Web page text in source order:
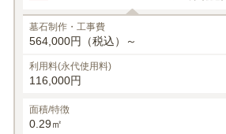
墓石制作・工事費
564,000円（税込）～
利用料(永代使用料)
116,000円
面積/特徴
0.29㎡